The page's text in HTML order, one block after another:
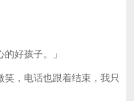
好孩子。」
，电话也跟着结束，我只